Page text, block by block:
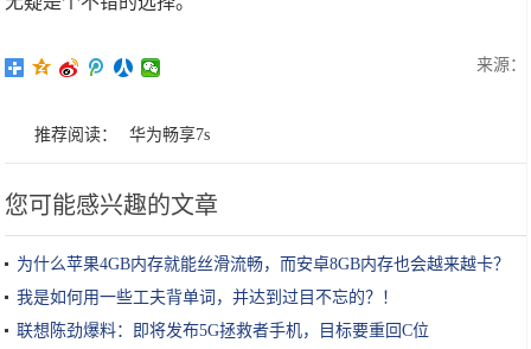
来源：
推荐阅读： 华为畅享7s
您可能感兴趣的文章
为什么苹果4GB内存就能丝滑流畅，而安卓8GB内存也会越来越卡？
我是如何用一些工夫背单词，并达到过目不忘的？！
联想陈劲爆料：即将发布5G拯救者手机，目标要重回C位